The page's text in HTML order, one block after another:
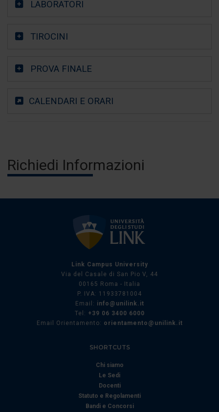
LABORATORI
TIROCINI
PROVA FINALE
CALENDARI E ORARI
Richiedi Informazioni
Link Campus University
Via del Casale di San Pio V, 44
00165 Roma - Italia
P. IVA: 11933781004
Email: info@unilink.it
Tel: +39 06 3400 6000
Email Orientamento: orientamento@unilink.it
SHORTCUTS
Chi siamo
Le Sedi
Docenti
Statuto e Regolamenti
Bandi e Concorsi